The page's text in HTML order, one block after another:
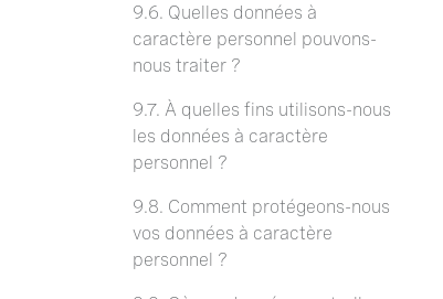
9.6. Quelles données à
caractère personnel pouvons-
nous traiter ?
9.7. À quelles fins utilisons-nous
les données à caractère
personnel ?
9.8. Comment protégeons-nous
vos données à caractère
personnel ?